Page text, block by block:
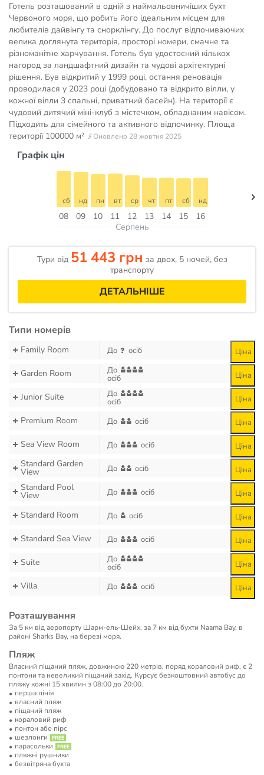
Готель розташований в одній з наймальовничіших бухт
Червоного моря, що робить його ідеальним місцем для
любителів дайвінгу та снорклінгу. До послуг відпочиваючих
велика доглянута територія, просторі номери, смачне та
різноманітне харчування. Готель був удостоєний кількох
нагород за ландшафтний дизайн та чудові архітектурні
рішення. Був відкритий у 1999 році, остання реновація
проводилася у 2023 році (добудовано та відкрито вілли, у
кожної вілли 3 спальні, приватний басейн). На території є
чудовий дитячий міні-клуб з містечком, обладнаним навісом.
Підходить для сімейного та активного відпочинку. Площа
території 100000 м² // Оновлено 28 жовтня 2025
Графік цін
08
сб
09
нд
10
пн
11
вт
12
ср
13
чт
14
пт
15
сб
16
нд
Серпень
Тури від 51 443 грн за двох, 5 ночей, без
транспорту
ДЕТАЛЬНІШЕ
Типи номерів
Family Room До осіб Ціна
Garden Room До
осіб Ціна
Junior Suite До
осіб Ціна
Premium Room До осіб Ціна
Sea View Room До осіб Ціна
Standard Garden
View До осіб Ціна
Standard Pool
View До осіб Ціна
Standard Room До осіб Ціна
Standard Sea View До осіб Ціна
Suite До
осіб Ціна
Villa До осіб Ціна
Розташування
За 5 км від аеропорту Шарм-ель-Шейх, за 7 км від бухти Naama Bay, в
районі Sharks Bay, на березі моря.
Пляж
Власний піщаний пляж, довжиною 220 метрів, поряд кораловий риф, є 2
понтони та невеликий піщаний захід. Курсує безкоштовний автобус до
пляжу кожні 15 хвилин з 08:00 до 20:00.
перша лінія
власний пляж
піщаний пляж
кораловий риф
понтон або пірс
шезлонги
парасольки
пляжні рушники
безвітряна бухта